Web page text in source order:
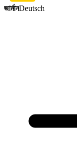
জার্মানDeutsch